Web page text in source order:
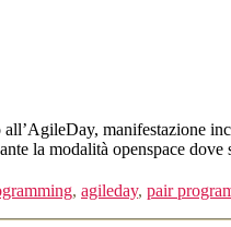
all’AgileDay, manifestazione
la modalità openspace
, agileday, pair